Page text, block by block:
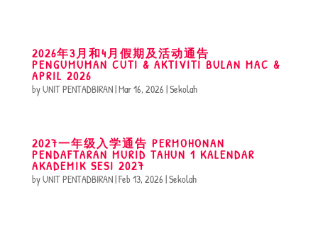
2026年3月和4月假期及活动通告
PENGUMUMAN CUTI & AKTIVITI BULAN MAC &
APRIL 2026
byUNIT PENTADBIRAN|Mar 16, 2026 |Sekolah
2027一年级入学通告 PERMOHONAN
PENDAFTARAN MURID TAHUN 1 KALENDAR
AKADEMIK SESI 2027
byUNIT PENTADBIRAN|Feb 13, 2026 |Sekolah